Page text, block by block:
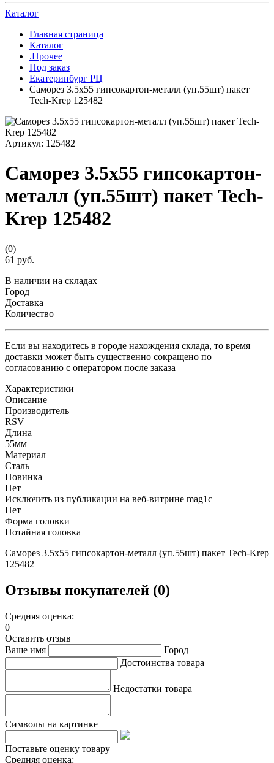
Каталог
Главная страница
Каталог
.Прочее
Под заказ
Екатеринбург РЦ
Саморез 3.5х55 гипсокартон-металл (уп.55шт) пакет
Tech-Krep 125482
Артикул: 125482
Саморез 3.5х55 гипсокартон-
металл (уп.55шт) пакет Tech-
Krep 125482
(0)
61 руб.
В наличии на складах
Город
Доставка
Количество
Если вы находитесь в городе нахождения склада, то время
доставки может быть существенно сокращено по
согласованию с оператором после заказа
Характеристики
Описание
Производитель
RSV
Длина
55мм
Материал
Сталь
Новинка
Нет
Исключить из публикации на веб-витрине mag1c
Нет
Форма головки
Потайная головка
Саморез 3.5х55 гипсокартон-металл (уп.55шт) пакет Tech-Krep
125482
Отзывы покупателей (0)
Средняя оценка:
0
Оставить отзыв
Ваше имя
Город
Достоинства товара
Недостатки товара
Символы на картинке
Поставьте оценку товару
Средняя оценка: